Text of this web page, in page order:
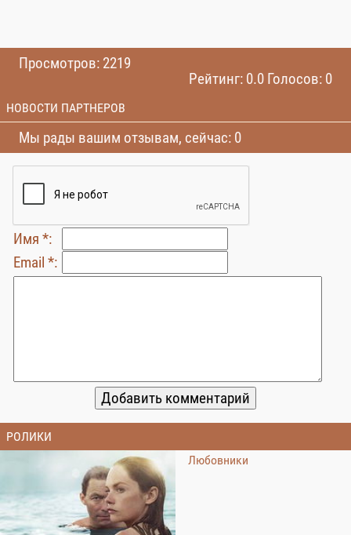
Просмотров: 2219
Рейтинг: 0.0 Голосов: 0
НОВОСТИ ПАРТНЕРОВ
Мы рады вашим отзывам, сейчас: 0
Имя *:
Email *:
РОЛИКИ
Любовники